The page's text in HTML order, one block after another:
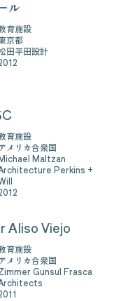
ル
育施設
京都
田平田設計
育施設
メリカ合衆国
Maltzan
Perkins +
Aliso Viejo
育施設
メリカ合衆国
Gunsul Frasca